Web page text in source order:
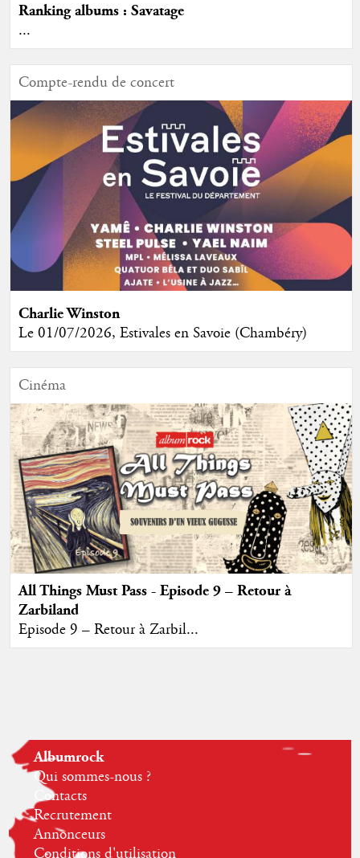
Ranking albums : Savatage
...
Compte-rendu de concert
Charlie Winston
Le 01/07/2026, Estivales en Savoie (Chambéry)
Cinéma
All Things Must Pass - Episode 9 – Retour à
Zarbiland
Episode 9 – Retour à Zarbil...
Albumrock
Qui sommes-nous ?
Contacts
Recrutement
Annonceurs
Conditions d'utilisation